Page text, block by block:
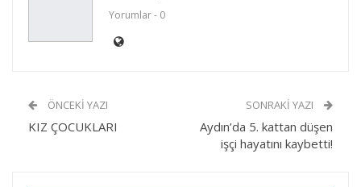
Yorumlar - 0
ÖNCEKI YAZI
KIZ ÇOCUKLARI
SONRAKI YAZI
Aydın’da 5. kattan düşen
işçi hayatını kaybetti!